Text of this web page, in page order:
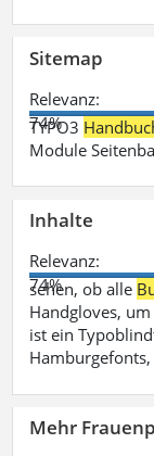
Sitemap
Relevanz:
74%
TYPO3
Module
Inhalte
Relevanz:
74%
sehen, ob alle
Handgloves,
ist ein
Hamburgefonts,
Mehr